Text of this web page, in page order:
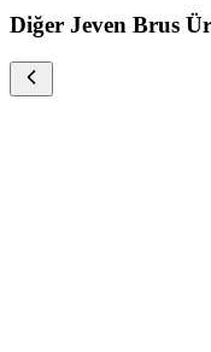
Diğer Jeven Brus